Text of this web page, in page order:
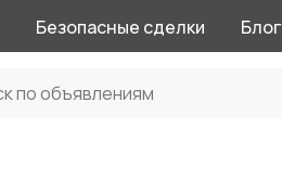
Безопасные сделки Блог